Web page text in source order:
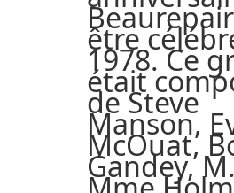
être
1978. Ce
était
de Steve
Manson,
McOuat,
Gandey,